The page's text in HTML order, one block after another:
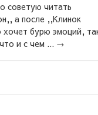
браслет,
мне лично не
теперь моё
произведение!